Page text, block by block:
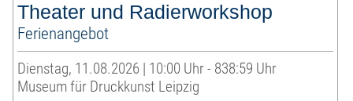
Theater und Radierworkshop
Ferienangebot
Dienstag, 11.08.2026 | 10:00 Uhr - 838:59 Uhr
Museum für Druckkunst Leipzig